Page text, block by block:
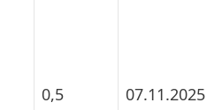
0,5 07.11.2025